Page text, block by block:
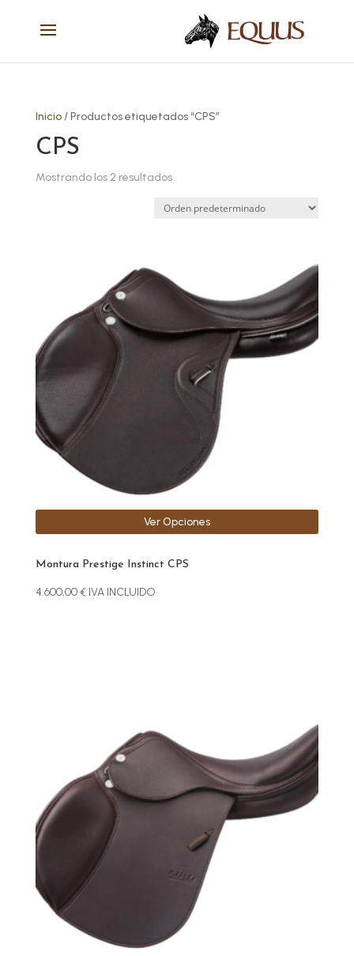
Inicio/ Productos etiquetados “CPS”
CPS
Mostrando los 2 resultados
Montura Prestige Instinct CPS
4.600,00€ IVA INCLUIDO
Ver Opciones
variantes.
Las
opciones
se
pueden
elegir
en
la
página
opciones
se
pueden
la
página